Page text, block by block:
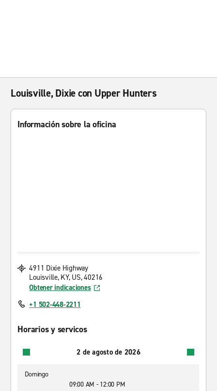
Louisville, Dixie con Upper Hunters
Información sobre la oficina
4911 Dixie Highway
Louisville, KY, US, 40216
Obtener indicaciones
+1 502-448-2211
Horarios y servicos
2 de agosto de 2026
Domingo
09:00 AM - 12:00 PM